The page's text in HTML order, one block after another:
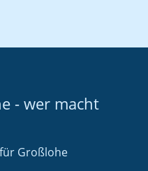
- wer macht
Großlohe